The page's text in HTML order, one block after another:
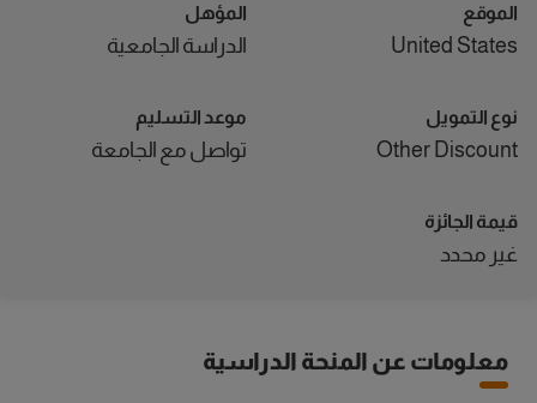
الموقع
United States
المؤهل
الدراسة الجامعية
نوع التمويل
Other Discount
موعد التسليم
تواصل مع الجامعة
قيمة الجائزة
غير محدد
معلومات عن المنحة الدراسية